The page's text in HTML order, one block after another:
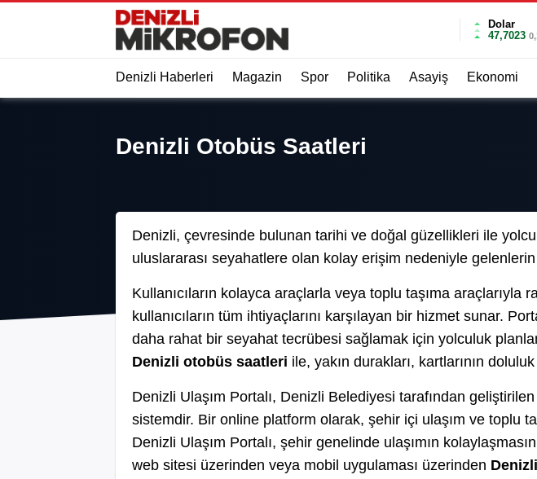
Dolar
47,7023
Denizli Haberleri Magazin Spor Politika Asayiş Ekonomi
Denizli Otobüs Saatleri
Denizli, çevresinde bulunan tarihi ve doğal güzellikleri ile
uluslararası seyahatlere olan kolay erişim nedeniyle
Kullanıcıların kolayca araçlarla veya toplu taşıma
kullanıcıların tüm ihtiyaçlarını karşılayan bir hizmet sunar.
daha rahat bir seyahat tecrübesi sağlamak için yolculuk
Denizli otobüs saatleri ile, yakın durakları, kartlarının
Denizli Ulaşım Portalı, Denizli Belediyesi tarafından
sistemdir. Bir online platform olarak, şehir içi ulaşım ve toplu
Denizli Ulaşım Portalı, şehir genelinde ulaşımın
web sitesi üzerinden veya mobil uygulaması üzerinden